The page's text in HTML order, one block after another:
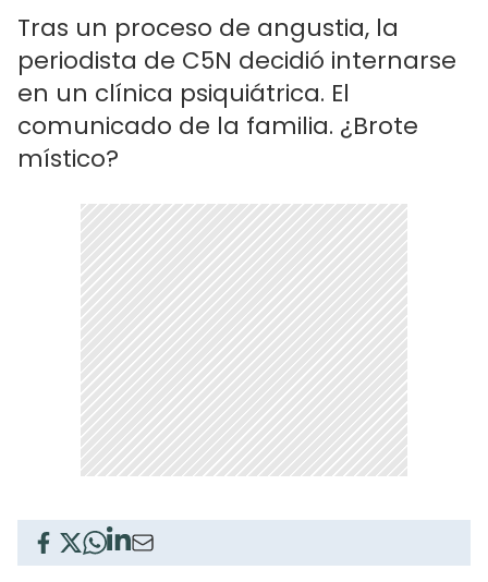
Tras un proceso de angustia, la
periodista de C5N decidió internarse
en un clínica psiquiátrica. El
comunicado de la familia. ¿Brote
místico?